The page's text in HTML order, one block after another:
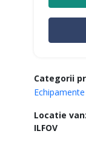
Categorii
Echipamente
Locatie
ILFOV